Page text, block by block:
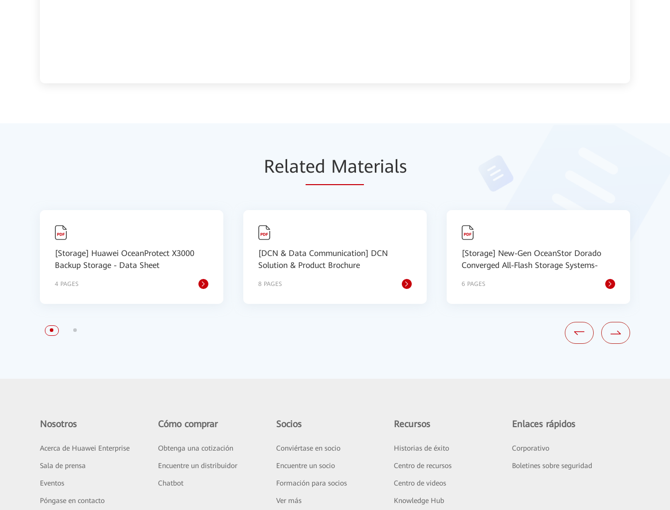
Related Materials
[Storage] Huawei OceanProtect X3000
Backup Storage - Data Sheet
4 PAGES
[DCN & Data Communication] DCN
Solution & Product Brochure
8 PAGES
[Storage] New-Gen OceanStor Dorado
Converged All-Flash Storage Systems-
6 PAGES
Nosotros
Acerca de Huawei Enterprise
Sala de prensa
Eventos
Póngase en contacto
Cómo comprar
Obtenga una cotización
Encuentre un distribuidor
Chatbot
Socios
Conviértase en socio
Encuentre un socio
Formación para socios
Ver más
Recursos
Historias de éxito
Centro de recursos
Centro de videos
Knowledge Hub
Enlaces rápidos
Corporativo
Boletines sobre seguridad